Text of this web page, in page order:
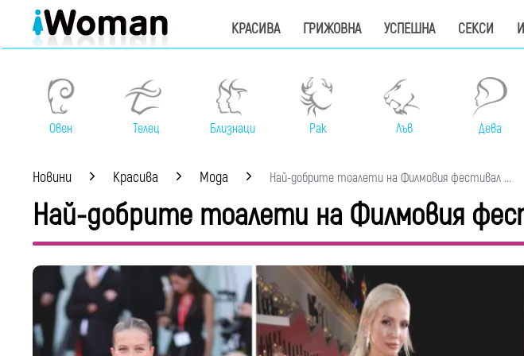
КРАСИВА ГРИЖОВНА УСПЕШНА СЕКСИ
Овен Телец Близнаци Рак Лъв Дева
Новини Красива Мода Най-добрите тоалети на Филмовия фестивал ...
Най-добрите тоалети на Филмовия